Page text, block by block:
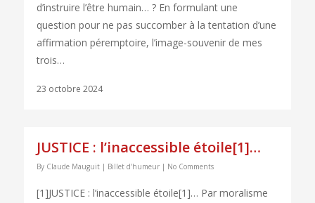
d’instruire l’être humain… ? En formulant une
question pour ne pas succomber à la tentation d’une
affirmation péremptoire, l’image-souvenir de mes
trois…
23 octobre 2024
JUSTICE : l’inaccessible étoile[1]…
By Claude Mauguit | Billet d'humeur | No Comments
[1]JUSTICE : l’inaccessible étoile[1]… Par moralisme